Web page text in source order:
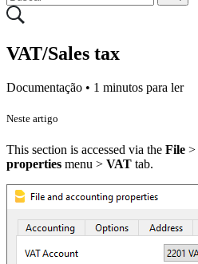
VAT/Sales tax
Documentação • 1 minutos para ler
Neste artigo
This section is accessed via the File >
properties menu > VAT tab.